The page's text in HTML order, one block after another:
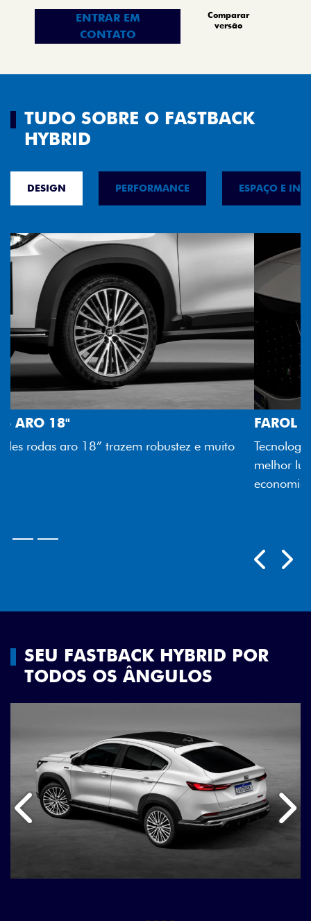
ENTRAR EM
CONTATO
Comparar
versão
TUDO SOBRE O FASTBACK
HYBRID
DESIGN PERFORMANCE ESPAÇO E
FAROL FULL LED
Tecnologia dos faróis totalmente em LED garante
melhor luminosidade, maior durabilidade e mais
SEU FASTBACK HYBRID POR
TODOS OS ÂNGULOS
Anterior